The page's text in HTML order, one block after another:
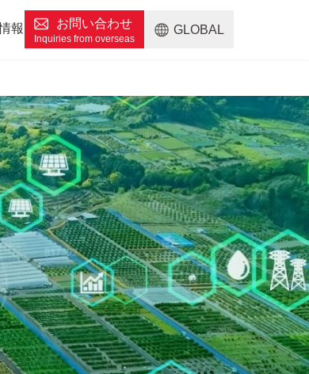
報 お問い合わせ GLOBAL